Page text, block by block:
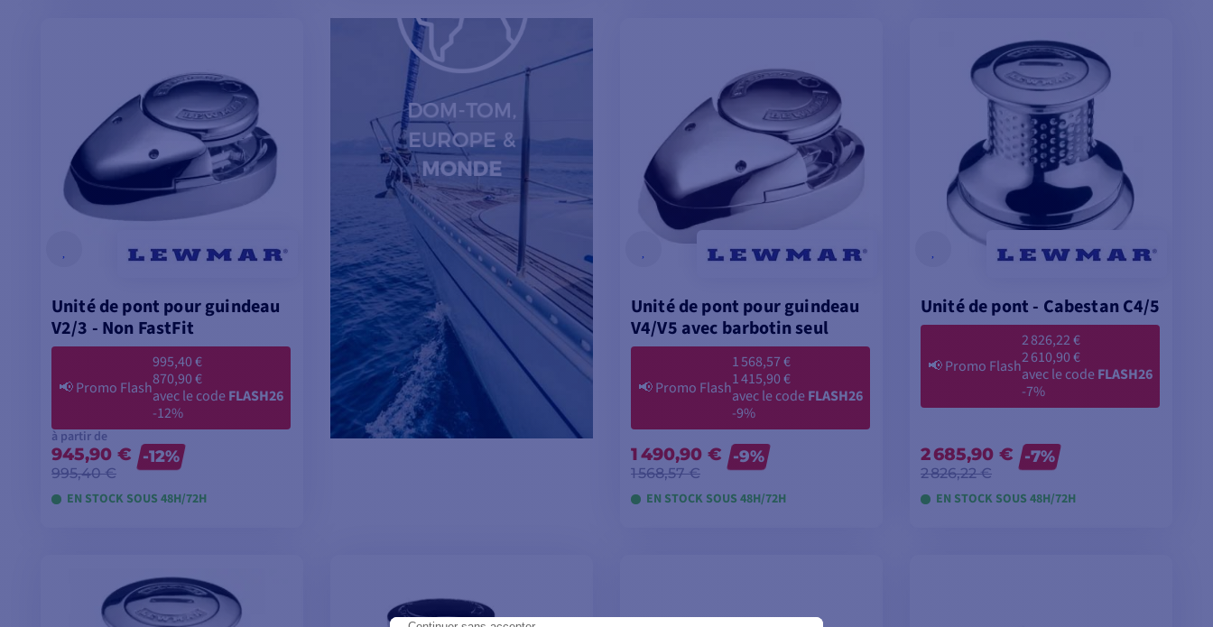
VOIR LES MODÈLES
Unité de pont pour guindeau
V2/3 - Non FastFit
📢Promo Flash
995,40 €
870,90 €
avec le codeFLASH26
-12%
à partir de
945,90 €
995,40 €
-12%
EN STOCK SOUS 48H/72H
Unité de pont pour guindeau
V4/V5 avec barbotin seul
📢Promo Flash
1 568,57 €
1 415,90 €
avec le codeFLASH26
-9%
1 490,90 €
1 568,57 €
-9%
EN STOCK SOUS 48H/72H
Unité de pont - Cabestan C4/5
📢Promo Flash
2 826,22 €
2 610,90 €
avec le codeFLASH26
-7%
2 685,90 €
2 826,22 €
-7%
EN STOCK SOUS 48H/72H